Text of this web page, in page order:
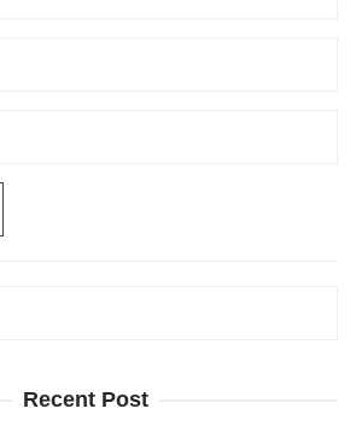
Recent Post